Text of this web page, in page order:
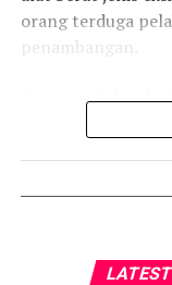
orang terduga
penambangan.
resah terhadap
tersebut.
Reskrim IPTU
LATEST